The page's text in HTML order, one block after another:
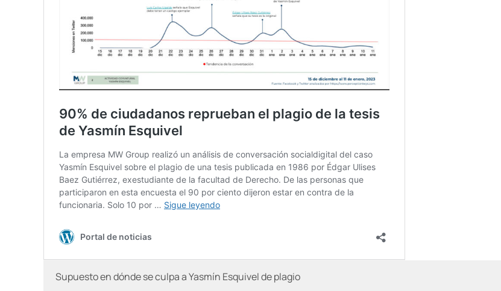
Supuesto en dónde se culpa a Yasmín Esquivel de plagio